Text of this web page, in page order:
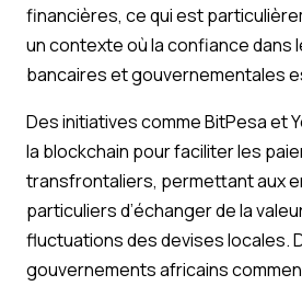
financières, ce qui est
un contexte où la confiance dans
bancaires et gouvernementales
Des initiatives comme BitPesa et
la blockchain pour faciliter les
transfrontaliers, permettant aux
particuliers d’échanger de la
fluctuations des devises locales.
gouvernements africains